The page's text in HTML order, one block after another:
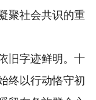
聚社会共识的重
字迹鲜明。十
终以行动恪守初